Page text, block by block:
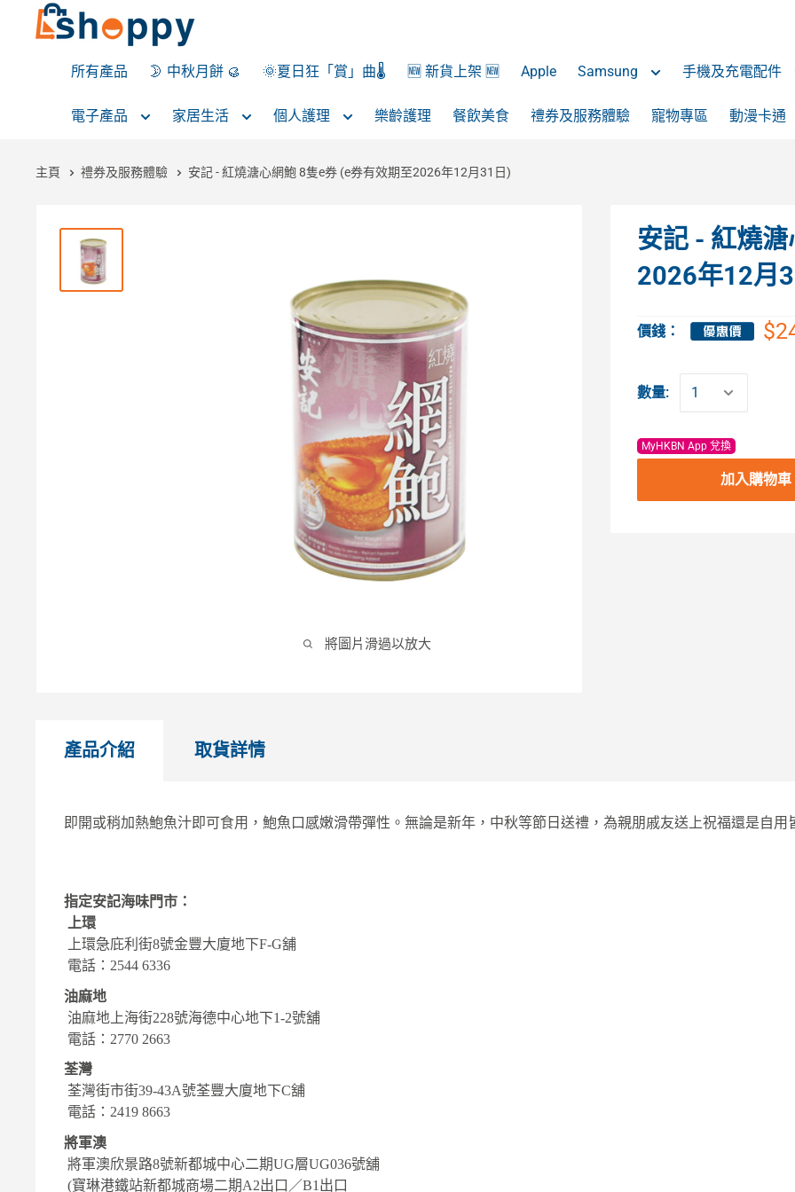
所有產品 🌛 中秋月餅 🥮 🌞夏日狂「賞」曲🌡️ 🆕 新貨上架 🆕 Apple Samsung 手機及充電配件
電子產品 家居生活 個人護理 樂齡護理 餐飲美食 禮券及服務體驗 寵物專區 動漫卡通
主頁 禮券及服務體驗 安記 - 紅燒溏心網鮑 8隻e券 (e券有效期至2026年12月31日)
將圖片滑過以放大
安記 - 紅燒
2026年12月
價錢：
數量:
MyHKBN App 兌換
加入購物車
產品介紹
即開或稍加熱鮑魚汁即可食用，鮑魚口感嫩滑帶彈性。無論是新年，中秋等節日送禮，為親朋戚友送上祝福還是自用
指定安記海味門市：
上環
上環急庇利街8號金豐大廈地下F-G舖
電話： 2544 6336
油麻地
油麻地上海街228號海德中心地下1-2號舖
電話： 2770 2663
荃灣
荃灣街市街39-43A號荃豐大廈地下C舖
電話： 2419 8663
將軍澳
將軍澳欣景路8號新都城中心二期UG層UG036號舖
(寶琳港鐵站新都城商場二期A2出口／B1 出口
取貨詳情